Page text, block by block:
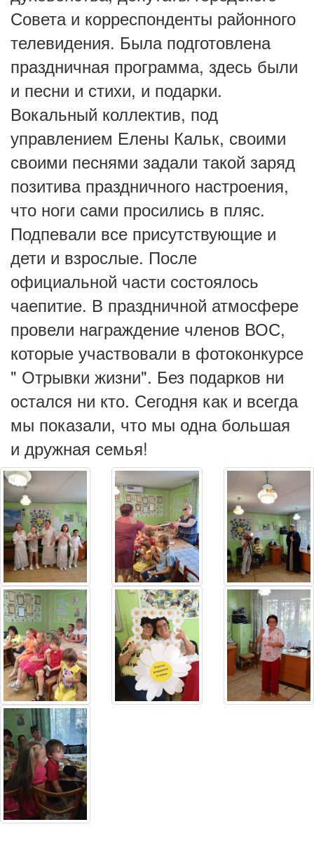
Совета и корреспонденты районного
телевидения. Была подготовлена
праздничная программа, здесь были
и песни и стихи, и подарки.
Вокальный коллектив, под
управлением Елены Кальк, своими
своими песнями задали такой заряд
позитива праздничного настроения,
что ноги сами просились в пляс.
Подпевали все присутствующие и
дети и взрослые. После
официальной части состоялось
чаепитие. В праздничной атмосфере
провели награждение членов ВОС,
которые участвовали в фотоконкурсе
" Отрывки жизни". Без подарков ни
остался ни кто. Сегодня как и всегда
мы показали, что мы одна большая
и дружная семья!